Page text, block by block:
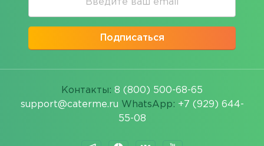
Подписаться
Контакты: 8 (800) 500-68-65
support@caterme.ru WhatsApp: +7 (929) 644-
55-08